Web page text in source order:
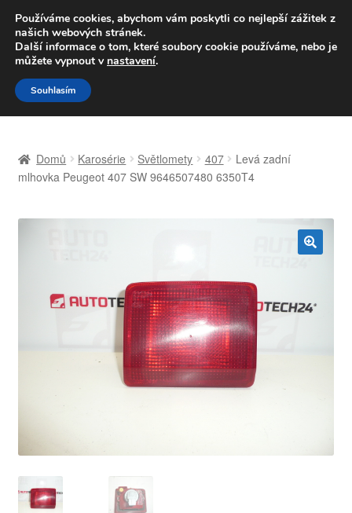
DOPRAVA od 139,-Kč
Volejte po-pá 9-16 704 494 494
Přeskočit
na
navigaci
Přejít
k
obsahu
Celosvětová doprava
Platby
Domů Karosérie Světlomety 407
Levá zadní
mlhovka Peugeot 407 SW 9646507480 6350T4
Používáme cookies, abychom vám poskytli co nejlepší zážitek z
našich webových stránek.
Další informace o tom, které soubory cookie používáme, nebo je
můžete vypnout v nastavení.
Souhlasím